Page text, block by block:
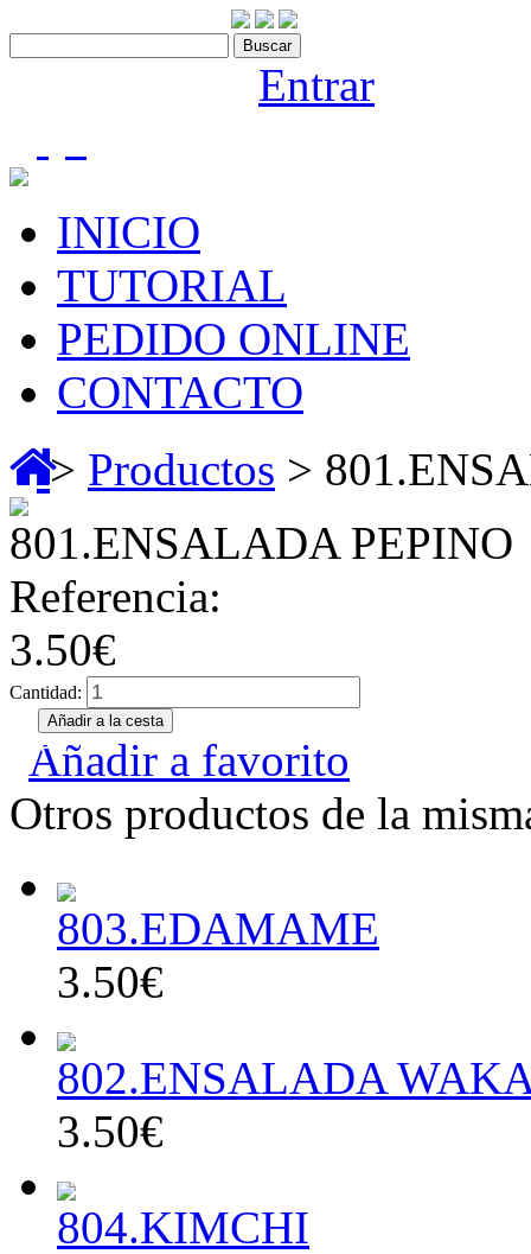
Entrar
INICIO
TUTORIAL
PEDIDO ONLINE
CONTACTO
> Productos >
801.ENSALADA PEPINO
Referencia:
3.50€
Cantidad:
Añadir a favorito
Otros productos de la
803.EDAMAME
3.50€
802.ENSALADA
3.50€
804.KIMCHI